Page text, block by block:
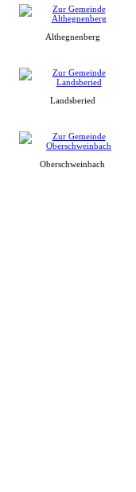
Althegnenberg
Landsberied
Oberschweinbach